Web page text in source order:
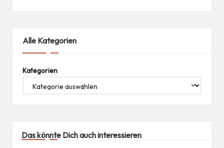
Alle Kategorien
Kategorien
Das könnte Dich auch interessieren